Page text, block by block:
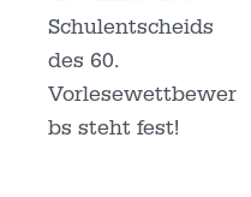
Schulentscheids
des 60.
Vorlesewettbewer
bs steht fest!